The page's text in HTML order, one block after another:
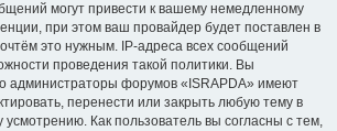
могут привести к вашему немедленному
при этом ваш провайдер будет поставлен в
это нужным. IP-адреса всех сообщений
проведения такой политики. Вы
администраторы форумов «ISRAPDA» имеют
перенести или закрыть любую тему в
Как пользователь вы согласны с тем,